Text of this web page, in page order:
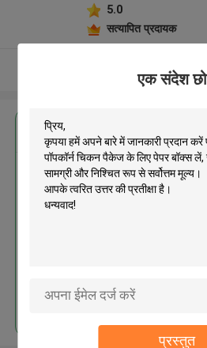
एक संदेश
प्रस्तुत
5.0
सत्यापित प्रदायक
और देखो
सबसे उत्तम प्रतिदान
फ्रेंच फ्राइज़ /
पैकेज के लिए पेपर